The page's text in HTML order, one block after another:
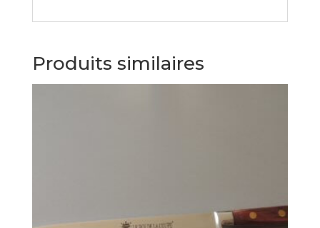
Produits similaires